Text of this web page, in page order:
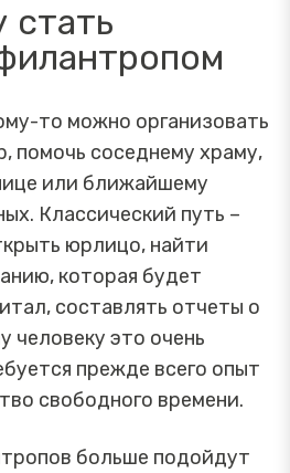
стать
то можно организовать
помочь соседнему храму,
или ближайшему
Классический путь –
юрлицо, найти
которая будет
составлять отчеты о
человеку это очень
прежде всего опыт
свободного времени.
больше подойдут